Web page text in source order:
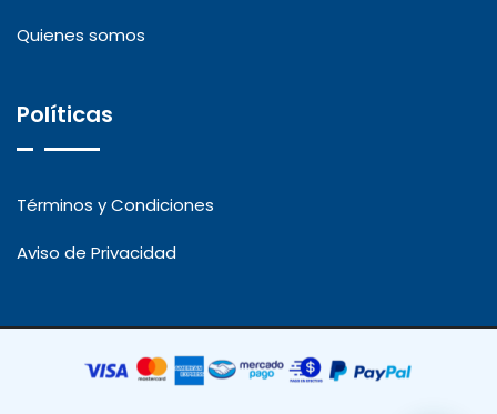
Quienes somos
Políticas
Términos y Condiciones
Aviso de Privacidad